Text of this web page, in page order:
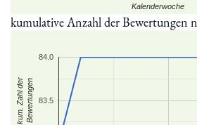
Kalenderwoche
kumulative Anzahl der Bewertungen
83.5
84.0
kum. Zahl derBewertungen